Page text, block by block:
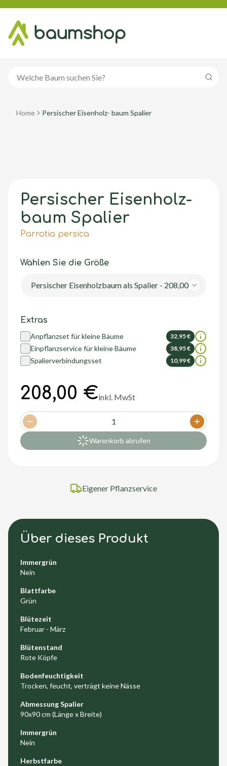
Home Persischer Eisenholz- baum Spalier
Persischer Eisenholz-
baum Spalier
Parrotia persica
Wählen Sie die Größe
Persischer Eisenholzbaum als Spalier - 208,00 €
Extras
Anpflanzset für kleine Bäume 32,95 €
Einpflanzservice für kleine Bäume 38,95 €
Spalierverbindungsset 10,99 €
208,00 €inkl. MwSt
Decrease quantity 1
Warenkorb abrufen
Eigener Pflanzservice
Über dieses Produkt
Immergrün
Nein
Blattfarbe
Grün
Blütezeit
Februar - März
Blütenstand
Rote Köpfe
Bodenfeuchtigkeit
Trocken, feucht, verträgt keine Nässe
Abmessung Spalier
90x90 cm (Länge x Breite)
Immergrün
Nein
Herbstfarbe